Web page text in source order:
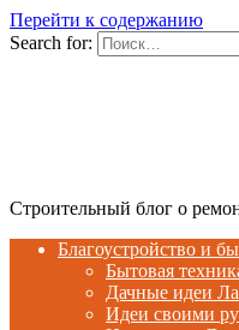
Перейти к содержанию
Search for:
Строительный блог о
Благоустройство и
Бытовая
Дачные идеи
Идеи своими